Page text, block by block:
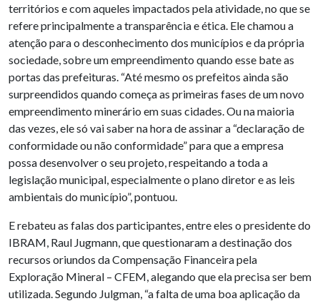
territórios e com aqueles impactados pela atividade, no que se
refere principalmente a transparência e ética. Ele chamou a
atenção para o desconhecimento dos municípios e da própria
sociedade, sobre um empreendimento quando esse bate as
portas das prefeituras. “Até mesmo os prefeitos ainda são
surpreendidos quando começa as primeiras fases de um novo
empreendimento minerário em suas cidades. Ou na maioria
das vezes, ele só vai saber na hora de assinar a “declaração de
conformidade ou não conformidade” para que a empresa
possa desenvolver o seu projeto, respeitando a toda a
legislação municipal, especialmente o plano diretor e as leis
ambientais do município”, pontuou.
E rebateu as falas dos participantes, entre eles o presidente do
IBRAM, Raul Jugmann, que questionaram a destinação dos
recursos oriundos da Compensação Financeira pela
Exploração Mineral – CFEM, alegando que ela precisa ser bem
utilizada. Segundo Julgman, “a falta de uma boa aplicação da